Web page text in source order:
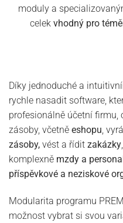
moduly a
celek vhodný pro
Díky jednoduché a
rychle nasadit software,
profesionálně účetní firmu,
zásoby, včetně eshopu ,
zásoby, vést a řídit zakázky
komplexně mzdy a
příspěvkové a neziskové
Modularita programu
možnost vybrat si svou